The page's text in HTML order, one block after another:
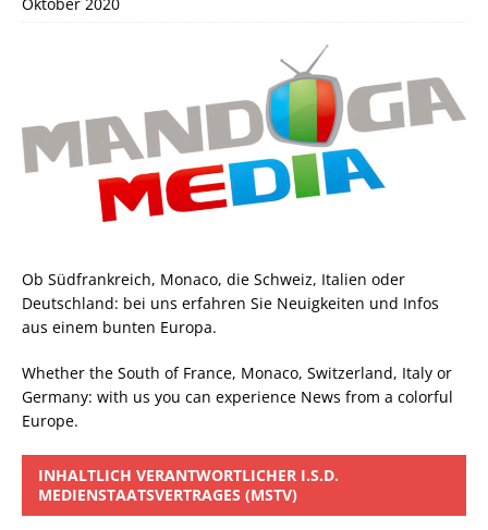
Ob Südfrankreich, Monaco, die Schweiz, Italien oder
Deutschland: bei uns erfahren Sie Neuigkeiten und Infos
aus einem bunten Europa.
Whether the South of France, Monaco, Switzerland, Italy or
Germany: with us you can experience News from a colorful
Europe.
INHALTLICH VERANTWORTLICHER I.S.D.
MEDIENSTAATSVERTRAGES (MSTV)